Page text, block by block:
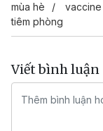
mùa hè
vaccine
tiêm phòng
Viết bình luận